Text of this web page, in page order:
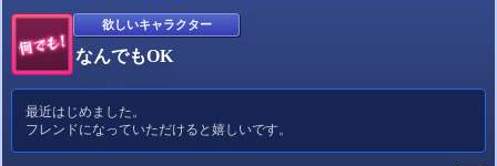
欲しいキャラクター
なんでもOK
最近はじめました。
フレンドになっていただけると嬉しいです。